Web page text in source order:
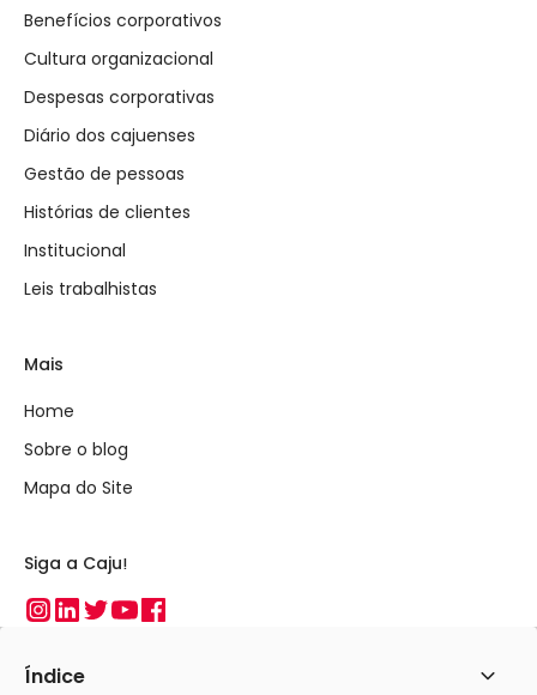
Índice
Benefícios corporativos
Cultura organizacional
Despesas corporativas
Diário dos cajuenses
Gestão de pessoas
Histórias de clientes
Institucional
Leis trabalhistas
Mais
Home
Sobre o blog
Mapa do Site
Siga a Caju!
Instagram
Linkedin
TwitterYoutubeFacebook